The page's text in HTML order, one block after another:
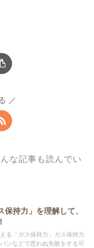
な記事も読んでい
持力」を理解して、
る「ガス保持力」ガス保持力
ンなどで思わぬ失敗をする可